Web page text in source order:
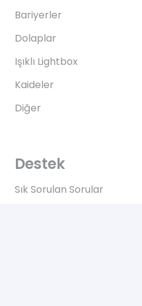
Bariyerler
Dolaplar
Işıklı Lightbox
Kaideler
Diğer
Destek
Sık Sorulan Sorular